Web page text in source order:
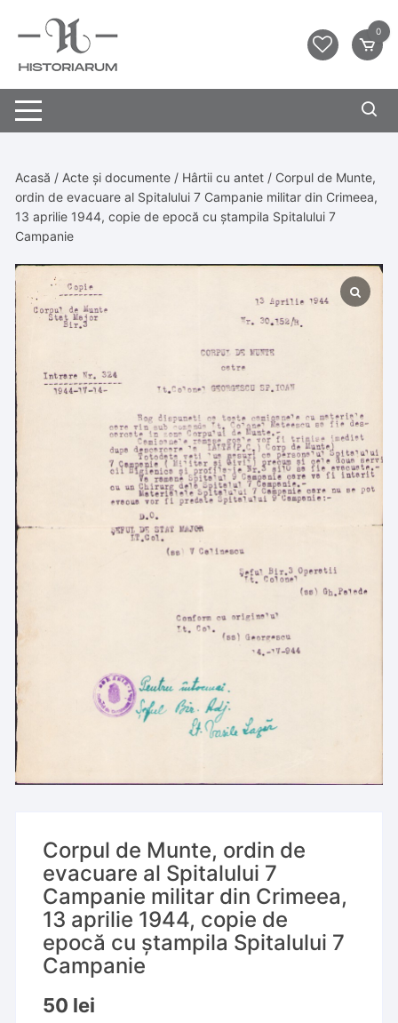
0
Acasă / Acte și documente / Hârtii cu antet / Corpul de Munte,
ordin de evacuare al Spitalului 7 Campanie militar din Crimeea,
13 aprilie 1944, copie de epocă cu ștampila Spitalului 7
Campanie
Corpul de Munte, ordin de
evacuare al Spitalului 7
Campanie militar din Crimeea,
13 aprilie 1944, copie de
epocă cu ștampila Spitalului 7
Campanie
50 lei